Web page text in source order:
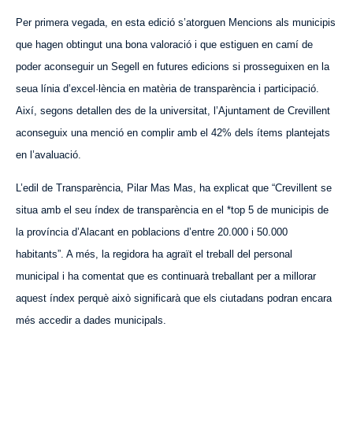
Per primera vegada, en esta edició s’atorguen Mencions als municipis
que hagen obtingut una bona valoració i que estiguen en camí de
poder aconseguir un Segell en futures edicions si prosseguixen en la
seua línia d’excel·lència en matèria de transparència i participació.
Així, segons detallen des de la universitat, l’Ajuntament de Crevillent
aconseguix una menció en complir amb el 42% dels ítems plantejats
en l’avaluació.
L’edil de Transparència, Pilar Mas Mas, ha explicat que “Crevillent se
situa amb el seu índex de transparència en el *top 5 de municipis de
la província d’Alacant en poblacions d’entre 20.000 i 50.000
habitants”. A més, la regidora ha agraït el treball del personal
municipal i ha comentat que es continuarà treballant per a millorar
aquest índex perquè això significarà que els ciutadans podran encara
més accedir a dades municipals.